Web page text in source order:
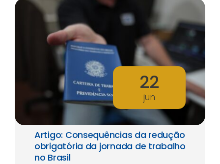
22
jun
Artigo: Consequências da redução
obrigatória da jornada de trabalho
no Brasil